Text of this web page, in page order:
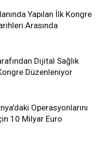
Yapılan İlk Kongre
Arasında
Dijital Sağlık
Düzenleniyor
Operasyonlarını
10 Milyar Euro